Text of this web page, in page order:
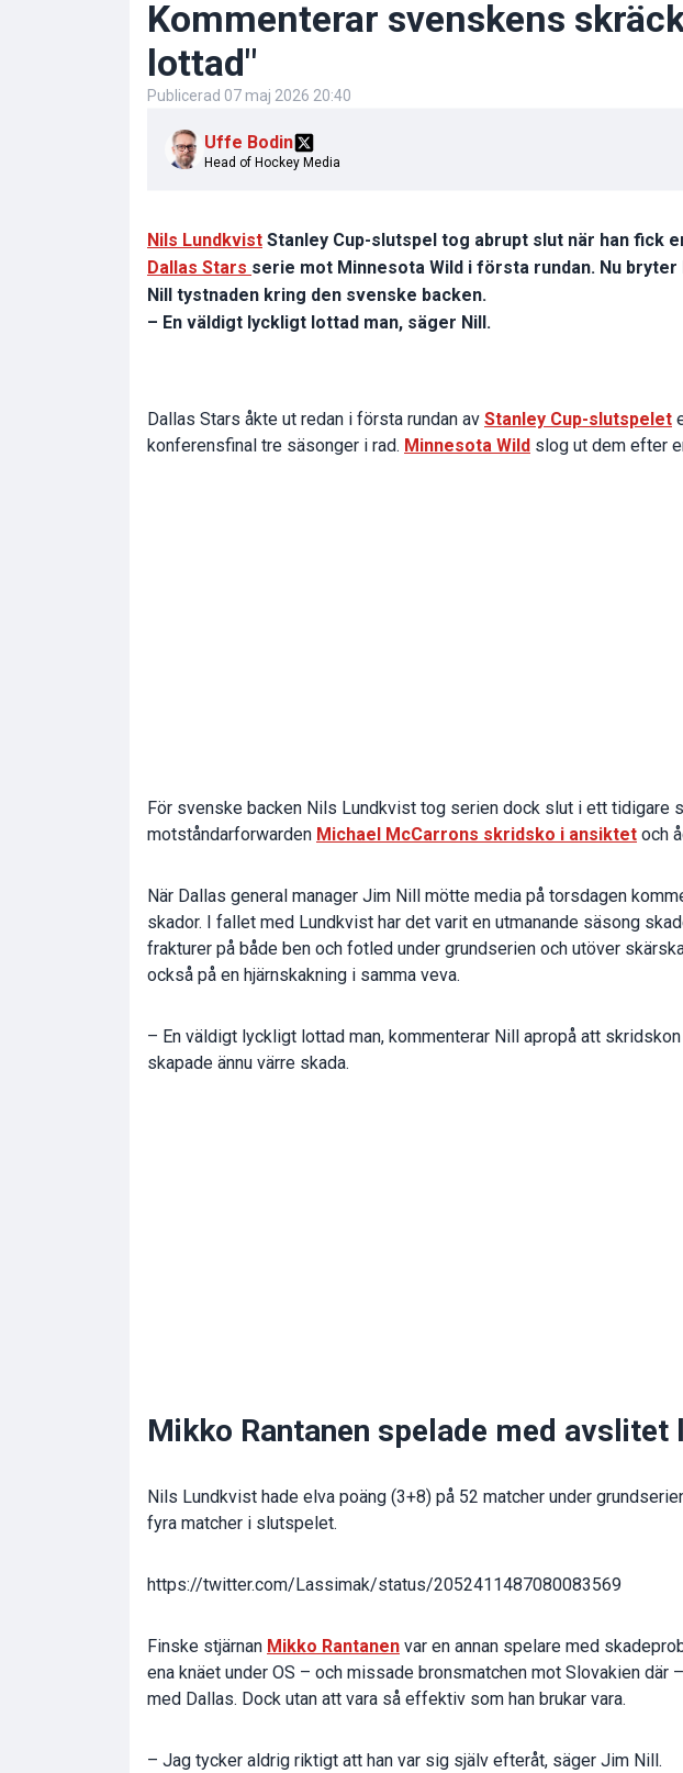
Kommenterar svenskens
lottad"
Publicerad 07 maj 2026 20:40
Uffe Bodin
Head of Hockey Media
Nils Lundkvist Stanley Cup-slutspel tog abrupt slut när han fick
Dallas Stars serie mot Minnesota Wild i första rundan. Nu
Nill tystnaden kring den svenske backen.
– En väldigt lyckligt lottad man, säger Nill.
Dallas Stars åkte ut redan i första rundan av Stanley Cup-slutspelet
konferensfinal tre säsonger i rad. Minnesota Wild slog ut dem efter
För svenske backen Nils Lundkvist tog serien dock slut i ett tidigare
motståndarforwarden Michael McCarrons skridsko i ansiktet och
När Dallas general manager Jim Nill mötte media på torsdagen
skador. I fallet med Lundkvist har det varit en utmanande säsong
frakturer på både ben och fotled under grundserien och utöver
också på en hjärnskakning i samma veva.
– En väldigt lyckligt lottad man, kommenterar Nill apropå att
skapade ännu värre skada.
Mikko Rantanen spelade med avslitet
Nils Lundkvist hade elva poäng (3+8) på 52 matcher under
fyra matcher i slutspelet.
https://twitter.com/Lassimak/status/2052411487080083569
Finske stjärnan Mikko Rantanen var en annan spelare med
ena knäet under OS – och missade bronsmatchen mot Slovakien
med Dallas. Dock utan att vara så effektiv som han brukar vara.
– Jag tycker aldrig riktigt att han var sig själv efteråt, säger Jim Nill.